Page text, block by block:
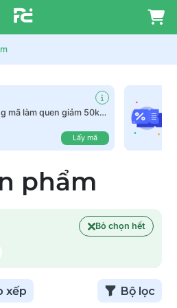
mã làm quen giảm 50k
Lấy mã
phẩm
Bỏ chọn hết
xếp Bộ lọc